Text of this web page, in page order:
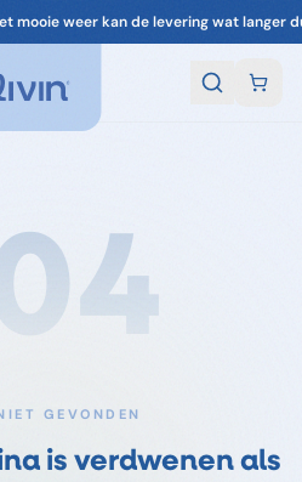
mooie weer kan de levering wat langer
GEVONDEN
is verdwenen als